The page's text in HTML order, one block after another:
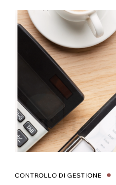
CONTROLLO DI GESTIONE